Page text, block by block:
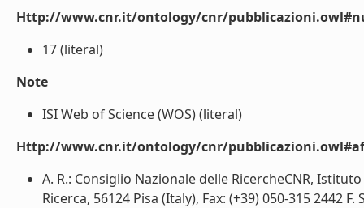
Http://www.cnr.it/ontology/cnr/
17 (literal)
Note
ISI Web of Science (WOS) (literal)
Http://www.cnr.it/ontology/cnr/
A. R.: Consiglio Nazionale delle RicercheCNR,
Ricerca, 56124 Pisa (Italy), Fax: (+39) 050-315 2442